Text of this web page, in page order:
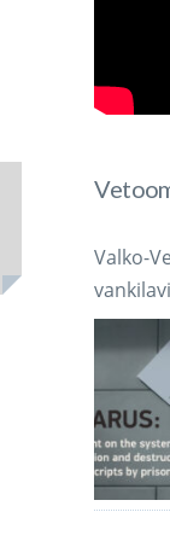
Valko-